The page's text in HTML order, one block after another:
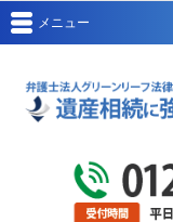
メニュー